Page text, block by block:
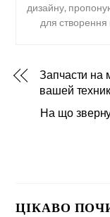
дизайну,
для створення
Запчасти на
вашей
На що
ЦІКАВО